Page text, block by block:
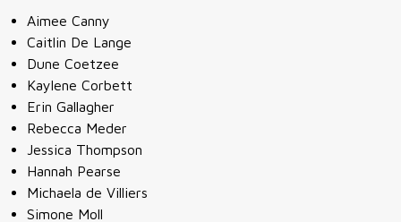
Aimee Canny
Caitlin De Lange
Dune Coetzee
Kaylene Corbett
Erin Gallagher
Rebecca Meder
Jessica Thompson
Hannah Pearse
Michaela de Villiers
Simone Moll